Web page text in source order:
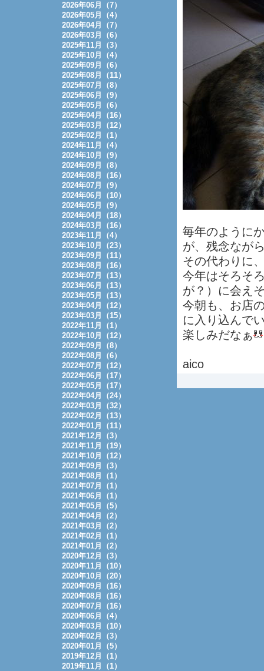
毎年のように
が、残念なが
その代わりに
今年はそろそ
が？）に会え
今朝も、お店
に入り込んで
楽しみだなぁ
aico
2026年06月（7）
2026年05月（4）
2026年04月（7）
2026年03月（6）
2025年11月（3）
2025年10月（4）
2025年09月（6）
2025年08月（11）
2025年07月（8）
2025年06月（9）
2025年05月（6）
2025年04月（16）
2025年03月（12）
2025年02月（1）
2024年11月（4）
2024年10月（9）
2024年09月（8）
2024年08月（16）
2024年07月（9）
2024年06月（10）
2024年05月（9）
2024年04月（18）
2024年03月（16）
2023年11月（4）
2023年10月（23）
2023年09月（11）
2023年08月（16）
2023年07月（13）
2023年06月（13）
2023年05月（13）
2023年04月（12）
2023年03月（15）
2022年11月（1）
2022年10月（12）
2022年09月（8）
2022年08月（6）
2022年07月（12）
2022年06月（17）
2022年05月（17）
2022年04月（24）
2022年03月（32）
2022年02月（13）
2022年01月（11）
2021年12月（3）
2021年11月（19）
2021年10月（12）
2021年09月（3）
2021年08月（1）
2021年07月（1）
2021年06月（1）
2021年05月（5）
2021年04月（2）
2021年03月（2）
2021年02月（1）
2021年01月（2）
2020年12月（3）
2020年11月（10）
2020年10月（20）
2020年09月（16）
2020年08月（16）
2020年07月（16）
2020年06月（4）
2020年03月（10）
2020年02月（3）
2020年01月（5）
2019年12月（1）
2019年11月（1）